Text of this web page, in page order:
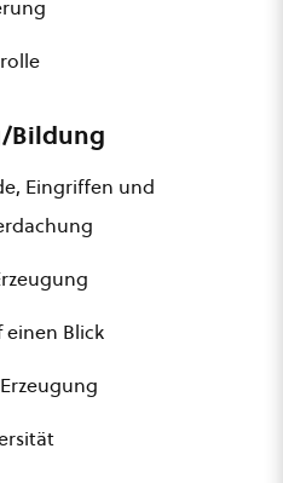
Bildung
Eingriffen und
einen Blick